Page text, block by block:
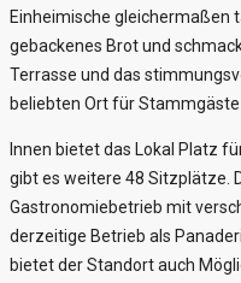
Einheimische gleichermaßen
gebackenes Brot und
Terrasse und das
beliebten Ort für Stammgäste
Innen bietet das Lokal Platz
gibt es weitere 48 Sitzplätze.
Gastronomiebetrieb mit
derzeitige Betrieb als
bietet der Standort auch